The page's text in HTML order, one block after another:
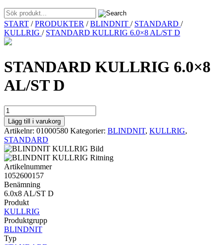
Skip
to
content
START /PRODUKTER /BLINDNIT / STANDARD /
KULLRIG / STANDARD KULLRIG 6.0×8 AL/ST D
STANDARD KULLRIG 6.0×8
AL/ST D
STANDARD
KULLRIG
6.0x8
AL/ST
D
mängd
Lägg till i varukorg
Artikelnr: 01000580 Kategorier: BLINDNIT, KULLRIG,
STANDARD
Artikelnummer
1052600157
Benämning
6.0x8 AL/ST D
Produkt
KULLRIG
Produktgrupp
BLINDNIT
Typ